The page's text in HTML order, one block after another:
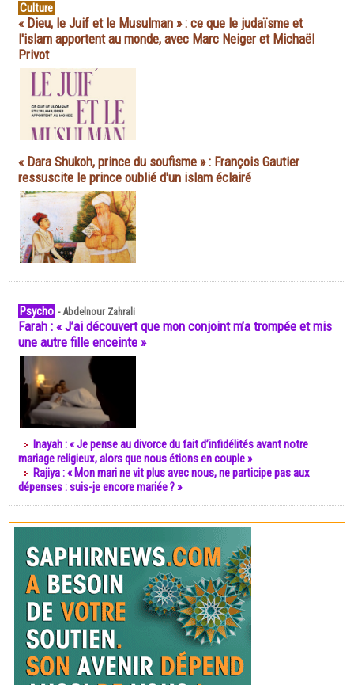
Culture
« Dieu, le Juif et le Musulman » : ce que le judaïsme et
l'islam apportent au monde, avec Marc Neiger et Michaël
Privot
« Dara Shukoh, prince du soufisme » : François Gautier
ressuscite le prince oublié d'un islam éclairé
Psycho -Abdelnour Zahrali
Farah : « J’ai découvert que mon conjoint m’a trompée et mis
une autre fille enceinte »
Inayah : « Je pense au divorce du fait d’infidélités avant notre
mariage religieux, alors que nous étions en couple »
Rajiya : « Mon mari ne vit plus avec nous, ne participe pas aux
dépenses : suis-je encore mariée ? »